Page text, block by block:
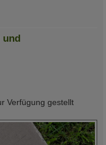
und
Verfügung gestellt